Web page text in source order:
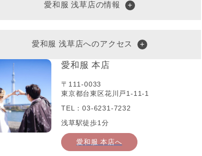
愛和服 浅草店の情報
愛和服 浅草店へのアクセス
愛和服 本店
〒111-0033
東京都台東区花川戸1-11-1
TEL：03-6231-7232
浅草駅徒歩1分
愛和服 本店へ